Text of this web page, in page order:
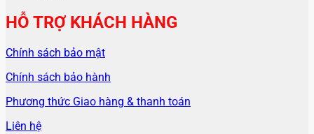
HỖ TRỢ KHÁCH HÀNG
Chính sách bảo mật
Chính sách bảo hành
Phương thức Giao hàng & thanh toán
Liên hệ